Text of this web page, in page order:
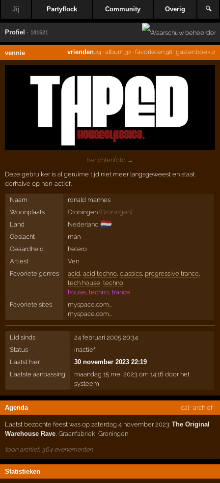
Jij Partyflock Community Overig 🔍
Profiel · 181521
vennie vrienden,24· album ,32 · favorieten,98· gastenboek,2
berichtenfoto →
Deze gebruiker is al geruime tijd niet meer langsgeweest en staat
derhalve op non-actief.
Naam
ronald mannes
Woonplaats
Groningen (Groningen)
Land
Nederland 🇳🇱
Geslacht
man
Geaardheid
hetero
Artiest
Ven
Favoriete genres
acid acid techno, classics, progressive trance
tech house techno
house, techno, trance
Favoriete sites
myspace.com…
myspace.com…
Lid sinds
24 februari 2005 20:34
Status
inactief
Laatst hier
30 november 2023 22:19
Laatste aanpassing
maandag 15 mei 2023 om 14:16 door het
systeem
Agenda ical· archief
Laatst bezochte feest was op zaterdag 4 november 2023:The Original
Warehouse Rave,Graanfabriek,Groningen
toon archief, 364 evenementen
Statistieken